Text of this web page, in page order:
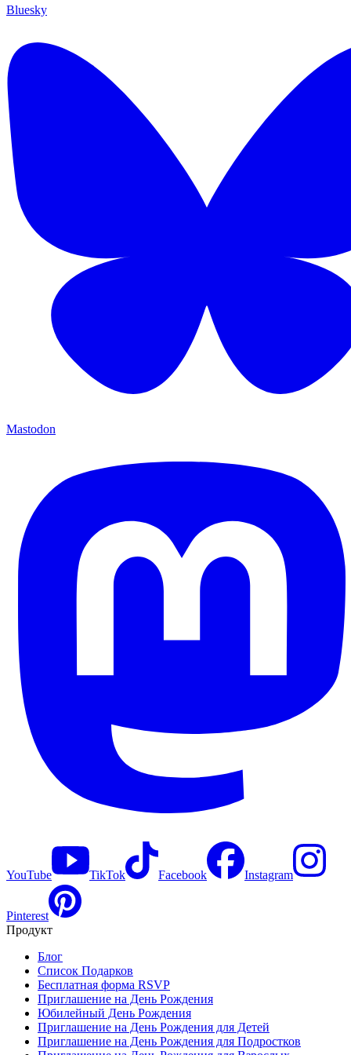
Bluesky
Mastodon
YouTube TikTok Facebook Instagram
Pinterest
Продукт
Блог
Список Подарков
Бесплатная форма RSVP
Приглашение на День Рождения
Юбилейный День Рождения
Приглашение на День Рождения для Детей
Приглашение на День Рождения для Подростков